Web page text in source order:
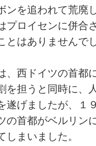
ンを追われて荒廃
プロイセンに併合
とはありませんでし
、西ドイツの首都
を担うと同時に、
遂げましたが、１
の首都がベルリン
しまいました。